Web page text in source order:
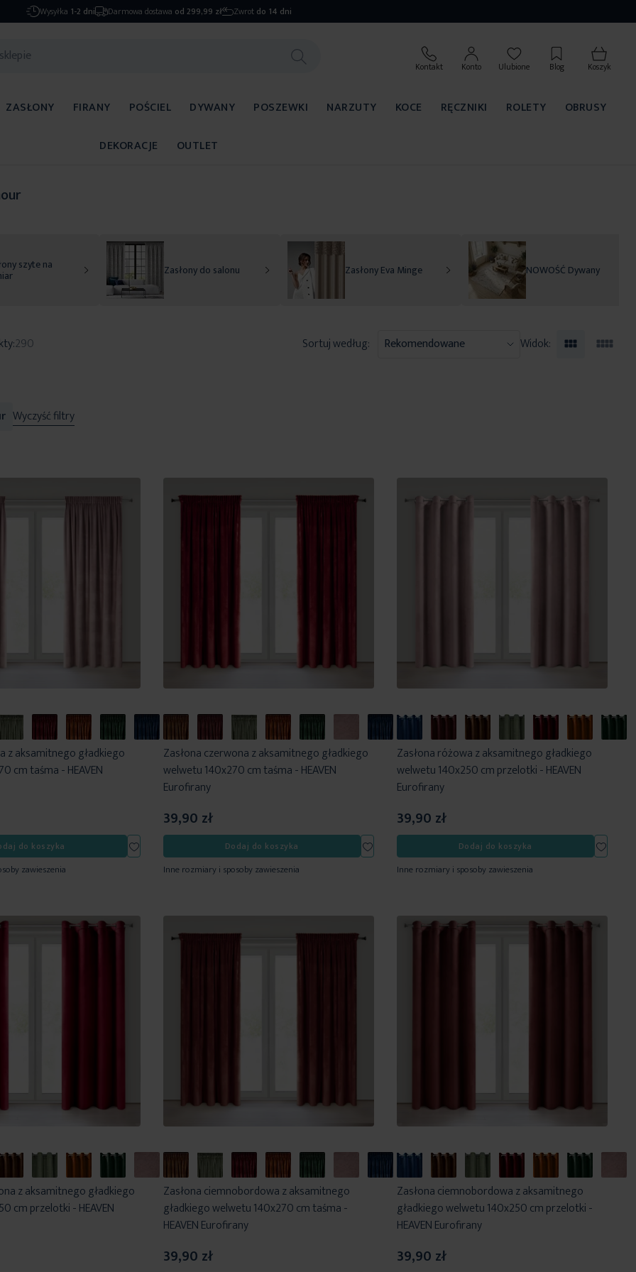
Wysyłka 1-2 dni Darmowa dostawa od 299,99 zł Zwrot do 14 dni
Kontakt Konto Ulubione Blog Koszyk
ZASŁONY FIRANY POŚCIEL DYWANY POSZEWKI NARZUTY KOCE RĘCZNIKI ROLETY
OBRUSY
DEKORACJE
OUTLET
szyte na Zasłony do salonu Zasłony Eva Minge NOWOŚĆ Dywany
290 Sortuj według: Widok:
Wyczyść filtry
z aksamitnego gładkiego
cm taśma - HEAVEN
do koszyka
Dodaj
do
zawieszenia
Zasłona czerwona z aksamitnego gładkiego
welwetu 140x270 cm taśma - HEAVEN
Eurofirany
39,90 zł
Dodaj do koszyka
Dodaj
do
Inne rozmiary i sposoby zawieszenia
Zasłona różowa z aksamitnego gładkiego
welwetu 140x250 cm przelotki - HEAVEN
Eurofirany
39,90 zł
Dodaj do koszyka
Dodaj
do
Inne rozmiary i sposoby zawieszenia
z aksamitnego gładkiego
cm przelotki - HEAVEN
Zasłona ciemnobordowa z aksamitnego
gładkiego welwetu 140x270 cm taśma -
HEAVEN Eurofirany
39,90 zł
Zasłona ciemnobordowa z aksamitnego
gładkiego welwetu 140x250 cm przelotki -
HEAVEN Eurofirany
39,90 zł